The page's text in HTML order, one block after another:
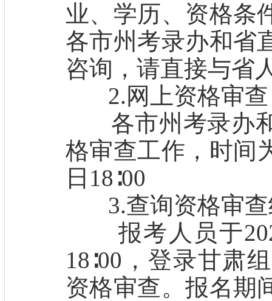
业、学历、资格条
各市州考录办和省
咨询，请直接与省
2.网上资格审查
各市州考录办和
格审查工作，时间
日18∶00
3.查询资格审查
报考人员于
18∶00，登录甘肃
资格审查。报名期